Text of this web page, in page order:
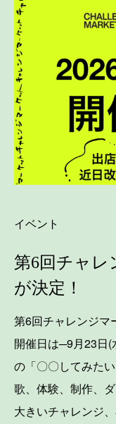
イベント
第6回チャレ
が決定！
第6回チャレンジマ
開催日は─9月23日(
の「〇〇してみた
歌、体験、制作、
大きいチャレンジ